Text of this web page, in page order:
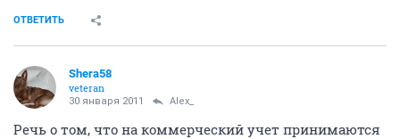
ОТВЕТИТЬ
Shera58
veteran
30 января 2011 Alex_
Речь о том, что на коммерческий учет принимаются